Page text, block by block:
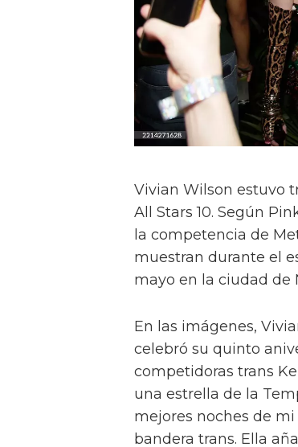
Vivian Wilson estuvo
All Stars 10. Según
la competencia de
muestran durante el
mayo en la ciudad de
En las imágenes,
celebró su quinto
competidoras trans
una estrella de la
mejores noches de
bandera trans. Ella